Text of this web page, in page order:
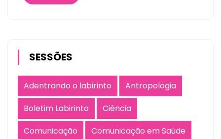
SESSÕES
Adentrando o labirinto
Antropologia
Boletim Labirinto
Ciência
Comunicação
Comunicação em Saúde